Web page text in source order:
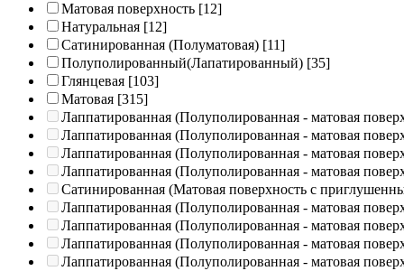
Матовая поверхность [12]
Натуральная [12]
Сатинированная (Полуматовая) [11]
Полуполированный(Лапатированный) [35]
Глянцевая [103]
Матовая [315]
Лаппатированная (Полуполированная - матовая
Лаппатированная (Полуполированная - матовая
Лаппатированная (Полуполированная - матовая
Лаппатированная (Полуполированная - матовая
Сатинированная (Матовая поверхность с
Лаппатированная (Полуполированная - матовая
Лаппатированная (Полуполированная - матовая
Лаппатированная (Полуполированная - матовая
Лаппатированная (Полуполированная - матовая